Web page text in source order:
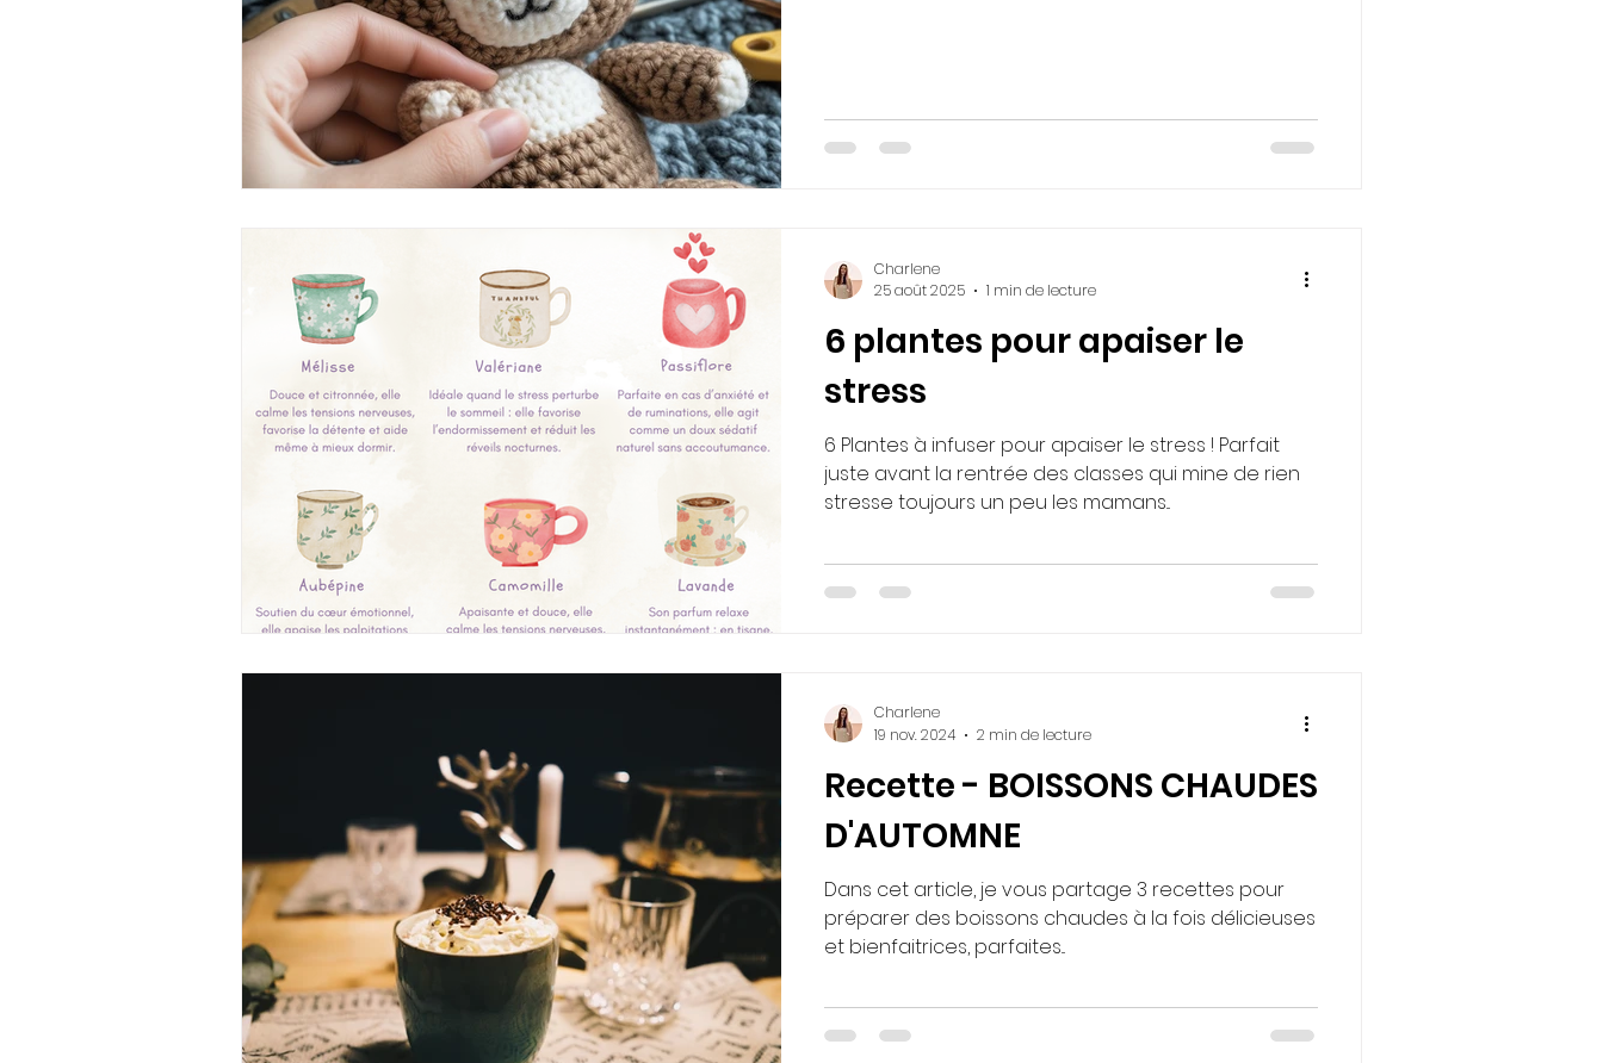
6 plantes pour apaiser le
stress
6 Plantes à infuser pour apaiser le stress ! Parfait
juste avant la rentrée des classes qui mine de rien
stresse toujours un peu les mamans...
Charlene
25 août 2025
1 min de lecture
Recette - BOISSONS CHAUDES
D'AUTOMNE
Dans cet article, je vous partage 3 recettes pour
préparer des boissons chaudes à la fois délicieuses
et bienfaitrices, parfaites...
Charlene
19 nov. 2024
2 min de lecture